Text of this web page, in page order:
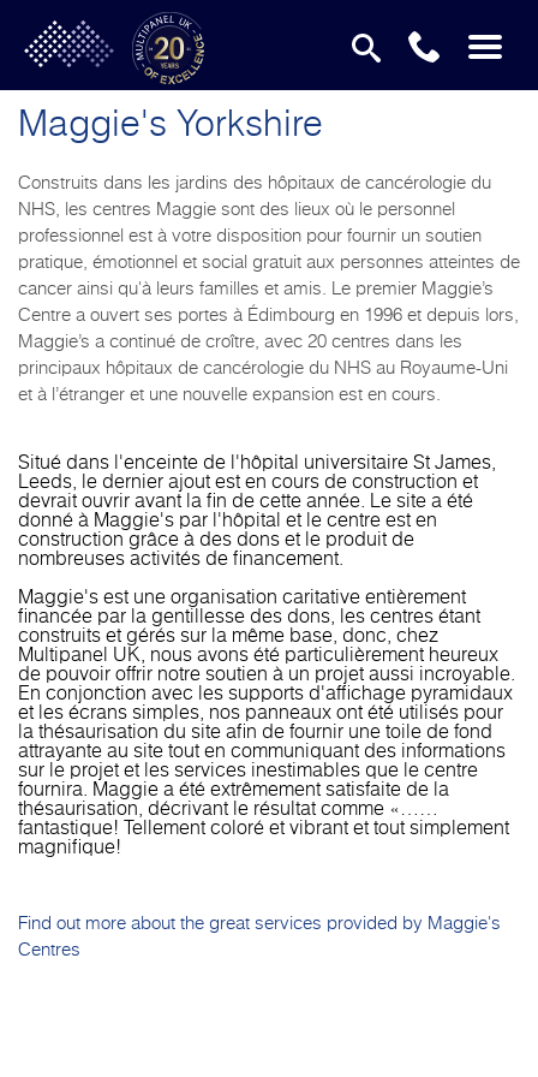
Maggie's Yorkshire
Construits dans les jardins des hôpitaux de cancérologie du
NHS, les centres Maggie sont des lieux où le personnel
professionnel est à votre disposition pour fournir un soutien
pratique, émotionnel et social gratuit aux personnes atteintes de
cancer ainsi qu'à leurs familles et amis. Le premier Maggie’s
Centre a ouvert ses portes à Édimbourg en 1996 et depuis lors,
Maggie’s a continué de croître, avec 20 centres dans les
principaux hôpitaux de cancérologie du NHS au Royaume-Uni
et à l’étranger et une nouvelle expansion est en cours.
Situé dans l'enceinte de l'hôpital universitaire St James,
Leeds, le dernier ajout est en cours de construction et
devrait ouvrir avant la fin de cette année. Le site a été
donné à Maggie's par l'hôpital et le centre est en
construction grâce à des dons et le produit de
nombreuses activités de financement.
Maggie's est une organisation caritative entièrement
financée par la gentillesse des dons, les centres étant
construits et gérés sur la même base, donc, chez
Multipanel UK, nous avons été particulièrement heureux
de pouvoir offrir notre soutien à un projet aussi incroyable.
En conjonction avec les supports d'affichage pyramidaux
et les écrans simples, nos panneaux ont été utilisés pour
la thésaurisation du site afin de fournir une toile de fond
attrayante au site tout en communiquant des informations
sur le projet et les services inestimables que le centre
fournira. Maggie a été extrêmement satisfaite de la
thésaurisation, décrivant le résultat comme «……
fantastique! Tellement coloré et vibrant et tout simplement
magnifique!
Find out more about the great services provided by Maggie's
Centres